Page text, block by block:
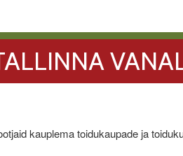
kauplema toidukaupade ja